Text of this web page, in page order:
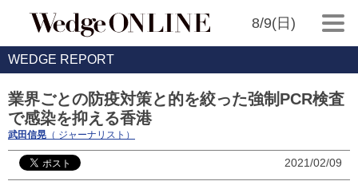
8/9(日)
WEDGE REPORT
業界ごとの防疫対策と的を絞った強制PCR検査
で感染を抑える香港
武田信晃 （ ジャーナリスト）
2021/02/09